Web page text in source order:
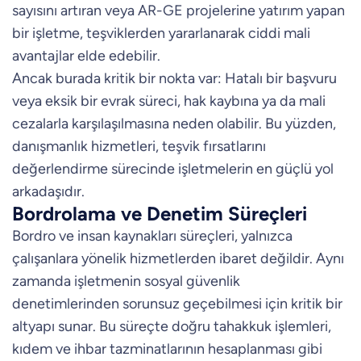
sayısını artıran veya AR-GE projelerine yatırım yapan
bir işletme, teşviklerden yararlanarak ciddi mali
avantajlar elde edebilir.
Ancak burada kritik bir nokta var: Hatalı bir başvuru
veya eksik bir evrak süreci, hak kaybına ya da mali
cezalarla karşılaşılmasına neden olabilir. Bu yüzden,
danışmanlık hizmetleri, teşvik fırsatlarını
değerlendirme sürecinde işletmelerin en güçlü yol
arkadaşıdır.
Bordrolama ve Denetim Süreçleri
Bordro ve insan kaynakları süreçleri, yalnızca
çalışanlara yönelik hizmetlerden ibaret değildir. Aynı
zamanda işletmenin sosyal güvenlik
denetimlerinden sorunsuz geçebilmesi için kritik bir
altyapı sunar. Bu süreçte doğru tahakkuk işlemleri,
kıdem ve ihbar tazminatlarının hesaplanması gibi